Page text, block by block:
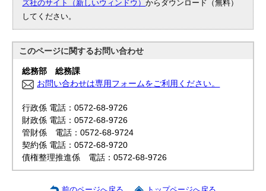
ズ社のサイト（新しいウィンドウ）からダウンロード（無料）
してください。
このページに関するお問い合わせ
総務部 総務課
お問い合わせは専用フォームをご利用ください。
行政係 電話：0572-68-9726
財政係 電話：0572-68-9726
管財係 電話：0572-68-9724
契約係 電話：0572-68-9720
債権整理推進係 電話：0572-68-9726